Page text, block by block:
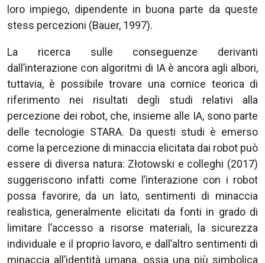
loro impiego, dipendente in buona parte da queste
stess percezioni (Bauer, 1997).
La ricerca sulle conseguenze derivanti
dall’interazione con algoritmi di IA è ancora agli albori,
tuttavia, è possibile trovare una cornice teorica di
riferimento nei risultati degli studi relativi alla
percezione dei robot, che, insieme alle IA, sono parte
delle tecnologie STARA. Da questi studi è emerso
come la percezione di minaccia elicitata dai robot può
essere di diversa natura: Złotowski e colleghi (2017)
suggeriscono infatti come l’interazione con i robot
possa favorire, da un lato, sentimenti di minaccia
realistica, generalmente elicitati da fonti in grado di
limitare l’accesso a risorse materiali, la sicurezza
individuale e il proprio lavoro, e dall’altro sentimenti di
minaccia all’identità umana, ossia una più simbolica